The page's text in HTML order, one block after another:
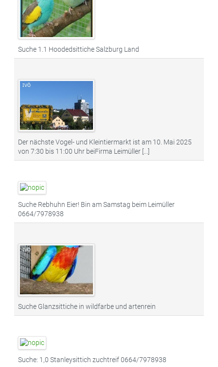
Suche 1.1 Hoodedsittiche Salzburg Land
Der nächste Vogel- und Kleintiermarkt ist am 10. Mai 2025
von 7:30 bis 11:00 Uhr beiFirma Leimüller [...]
Suche Rebhuhn Eier! Bin am Samstag beim Leimüller
0664/7978938
Suche Glanzsittiche in wildfarbe und artenrein
Suche: 1,0 Stanleysittich zuchtreif 0664/7978938